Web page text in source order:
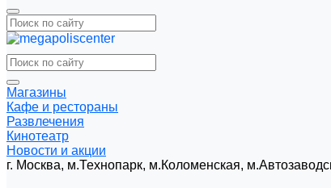
Магазины
Кафе и рестораны
Развлечения
Кинотеатр
Новости и акции
г. Москва, м.Технопарк, м.Коломенская,